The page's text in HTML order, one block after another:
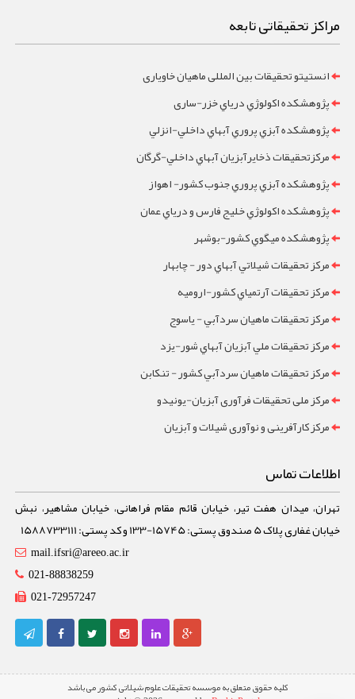
مراکز تحقیقاتی تابعه
انستیتو تحقیقات بین المللی ماهیان خاویاری
پژوهشکده اکولوژي درياي خزر-ساری
پژوهشکده آبزي پروري آبهاي داخلي-انزلي
مرکزتحقيقات ذخايرآبزيان آبهاي داخلي-گرگان
پژوهشکده آبزي پروري جنوب کشور- اهواز
پژوهشکده اکولوژي خليج فارس و درياي عمان
پژوهشکده ميگوي کشور-بوشهر
مرکز تحقيقات شيلاتي آبهاي دور - چابهار
مرکز تحقيقات آرتمياي کشور-ارومیه
مرکز تحقيقات ماهيان سردآبي - ياسوج
مرکز تحقيقات ملي آبزيان آبهاي شور-یزد
مرکز تحقيقات ماهيان سردآبي کشور - تنکابن
مرکز ملی تحقیقات فرآوری آبزیان-یونیدو
مرکز کارآفرینی و نوآوری شیلات و آبزیان
اطلاعات تماس
تهران، میدان هفت تیر، خیابان قائم مقام فراهانی، خیابان مشاهیر، نبش
خیابان غفاری پلاک 5 صندوق پستی: 15745-133 و کد پستی: 1588733111
mail.ifsri@areeo.ac.ir
021-88838259
021-72957247
کلیه حقوق متعلق به موسسه تحقیقات علوم شیلاتی کشور می باشد